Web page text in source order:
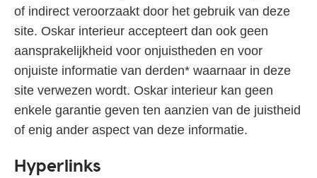
of indirect veroorzaakt door het gebruik van deze
site. Oskar interieur accepteert dan ook geen
aansprakelijkheid voor onjuistheden en voor
onjuiste informatie van derden* waarnaar in deze
site verwezen wordt. Oskar interieur kan geen
enkele garantie geven ten aanzien van de juistheid
of enig ander aspect van deze informatie.
Hyperlinks